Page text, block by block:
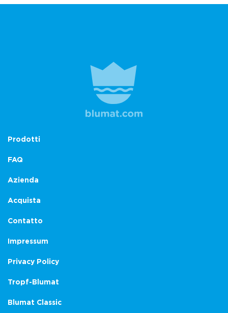
Prodotti
FAQ
Azienda
Acquista
Contatto
Impressum
Privacy Policy
Tropf-Blumat
Blumat Classic